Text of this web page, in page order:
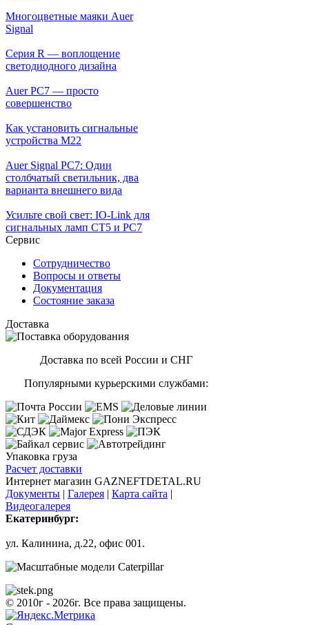
Многоцветные маяки Auer
Signal
Серия R — воплощение
светодиодного дизайна
Auer PC7 — просто
совершенство
Как установить сигнальные
устройства М22
Auer Signal PC7: Один
столбчатый светильник, два
варианта внешнего вида
Усильте свой свет: IO-Link для
сигнальных ламп CT5 и PC7
Сервис
Сотрудничество
Вопросы и ответы
Документация
Состояние заказа
Доставка
Доставка по всей России и СНГ
Популярными курьерскими службами:
Упаковка груза
Расчет доставки
Интернет магазин GAZNEFTDETAL.RU
Документы | Галерея | Карта сайта |
Видеогалерея
Екатеринбург:
ул. Калинина, д.22, офис 001.
© 2010г - 2026г. Все права защищены.